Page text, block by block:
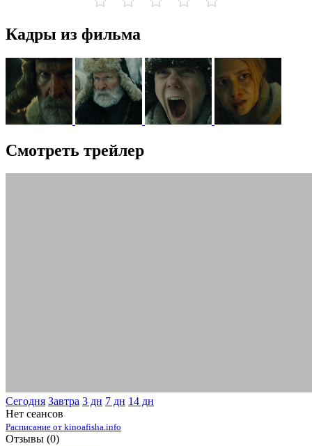
Кадры из фильма
Смотреть трейлер
Сегодня Завтра 3 дн 7 дн 14 дн
Нет сеансов
Расписание от kinoafisha.info
Отзывы (0)